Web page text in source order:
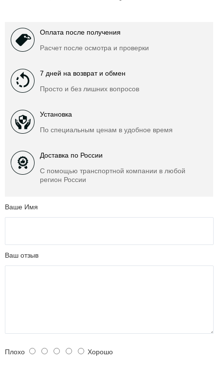
Оплата после получения
Расчет после осмотра и проверки
7 дней на возврат и обмен
Просто и без лишних вопросов
Установка
По специальным ценам в удобное время
Доставка по России
С помощью транспортной компании в любой
регион России
Ваше Имя
Ваш отзыв
Плохо Хорошо